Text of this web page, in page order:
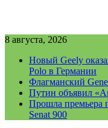
8 августа, 2026
Новый Geely
Polo в Германии
Флагманский
Путин объявил
Прошла премьера
Senat 900